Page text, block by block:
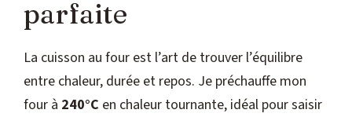
parfaite
La cuisson au four est l’art de trouver l’équilibre
entre chaleur, durée et repos. Je préchauffe mon
four à 240°C en chaleur tournante, idéal pour saisir